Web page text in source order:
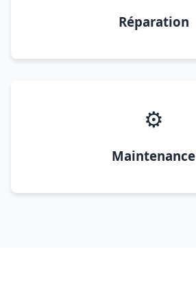
Réparation
⚙️
Maintenance